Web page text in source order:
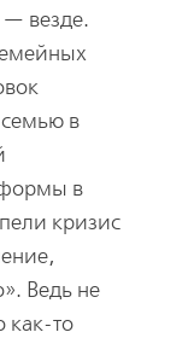
— везде.
в
формы в
кризис
Ведь не
как-то